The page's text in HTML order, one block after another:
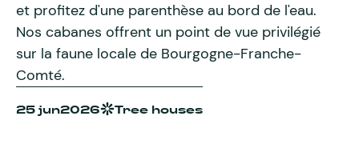
et profitez d'une parenthèse au bord de l'eau.
Nos cabanes offrent un point de vue privilégié
sur la faune locale de Bourgogne-Franche-
Comté.
25 jun2026 Tree houses